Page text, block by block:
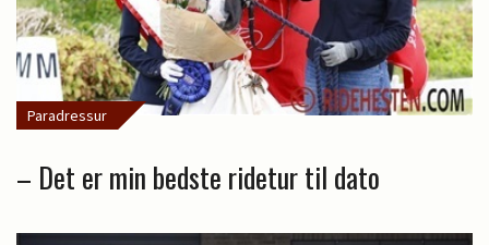
Paradressur
– Det er min bedste ridetur til dato